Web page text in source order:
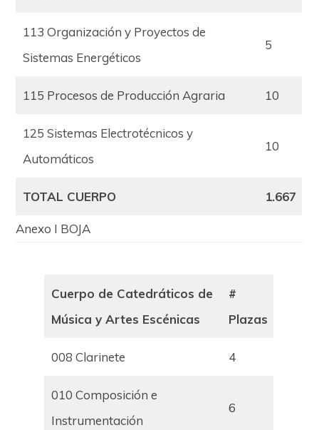
113 Organización y Proyectos de
Sistemas Energéticos
5
115 Procesos de Producción Agraria 10
125 Sistemas Electrotécnicos y
Automáticos
10
TOTAL CUERPO 1.667
Anexo I BOJA
Cuerpo de Catedráticos de
Música y Artes Escénicas
#
Plazas
008 Clarinete 4
010 Composición e
Instrumentación
6